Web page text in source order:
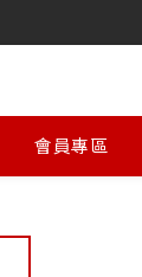
會員專區